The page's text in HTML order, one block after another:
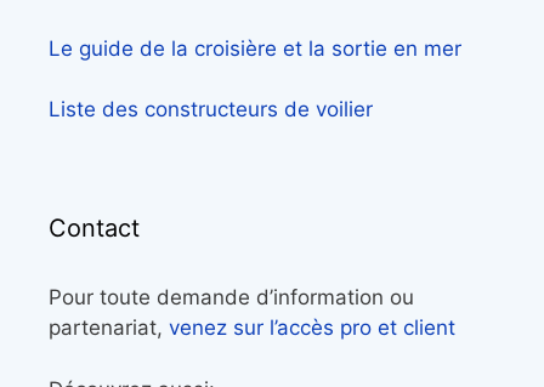
Le guide de la croisière et la sortie en mer
Liste des constructeurs de voilier
Contact
Pour toute demande d’information ou
partenariat, venez sur l’accès pro et client